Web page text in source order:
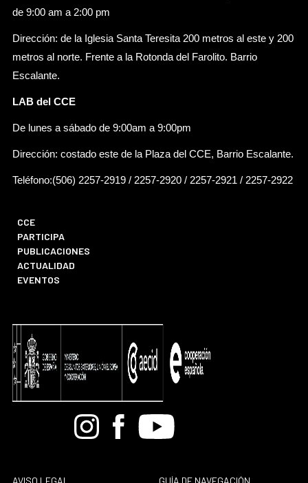
de 9:00 am a 2:00 pm
Dirección: de la Iglesia Santa Teresita 200 metros al este y 200
metros al norte. Frente a la Rotonda del Farolito. Barrio
Escalante.
LAB del CCE
De lunes a sábado de 9:00am a 9:00pm
Dirección: costado este de la Plaza del CCE, Barrio Escalante.
Teléfono:(506) 2257-2919 / 2257-2920 / 2257-2921 / 2257-2922
CCE
PARTICIPA
PUBLICACIONES
ACTUALIDAD
EVENTOS
BandcampInstagramFacebook
Youtube
AVISO LEGAL GUÍA DE NAVEGACIÓN